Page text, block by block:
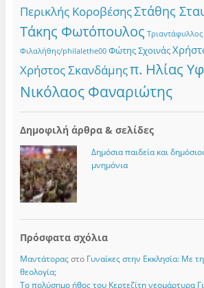
Περικλής ΚοροβέσηςΣτάθης
Τάκης Φωτόπουλος Τριαντάφυλλος
Φιλαλήθης/philalethe00 Φώτης Σχοινάς
Χρήστος Σκανδάμηςπ. Ηλίας
Νικόλαος Φαναριώτης
Δημοφιλή άρθρα & σελίδες
Δημόσια παιδεία και
μνημόνια
Πρόσφατα σχόλια
Μαντάτοραςστο Γυναίκες στην Εκκλησία: Με
θεολογία;
Το πολύσημο ήθος του Κερτεζίτη νεομάρτυρα